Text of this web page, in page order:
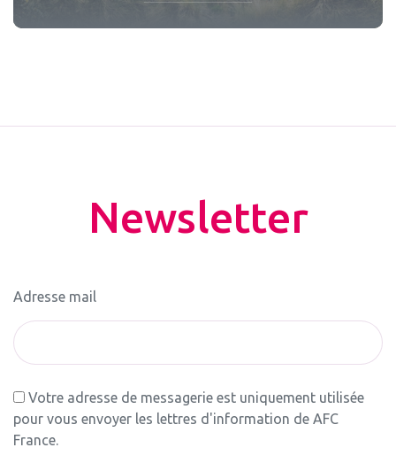
Newsletter
Adresse mail
Votre adresse de messagerie est uniquement utilisée
pour vous envoyer les lettres d'information de AFC
France.